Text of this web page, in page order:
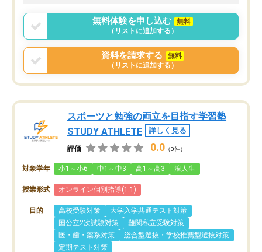
無料体験を申し込む
無料
（リストに追加する）
資料を請求する
無料
（リストに追加する）
スポーツと勉強の両立を目指す学習塾
STUDY ATHLETE
詳しく見る
評価 0.0 （0件）
対象学年 小1～小6 中1～中3 高1～高3 浪人生
授業形式 オンライン個別指導(1:1)
目的 高校受験対策
大学入学共通テスト対策
国公立2次試験対策
難関私立受験対策
医・歯・薬系対策
総合型選抜・学校推薦型選抜対策
定期テスト対策